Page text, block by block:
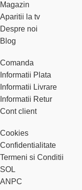
Magazin
Aparitii la tv
Despre noi
Blog
Comanda
Informatii Plata
Informatii Livrare
Informatii Retur
Cont client
Cookies
Confidentialitate
Termeni si Conditii
SOL
ANPC